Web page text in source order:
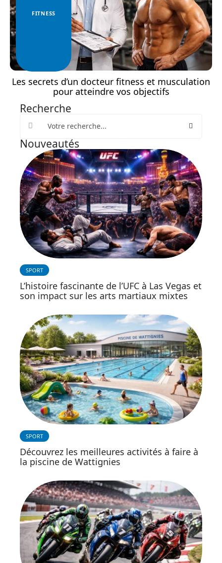
FITNESS
Les secrets d’un docteur fitness et musculation
pour atteindre vos objectifs
Recherche
Nouveautés
SPORT
L’histoire fascinante de l’UFC à Las Vegas et
son impact sur les arts martiaux mixtes
SPORT
Découvrez les meilleures activités à faire à
la piscine de Wattignies